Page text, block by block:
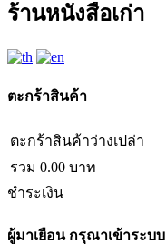
ร้านหนังสือเก่า
ตะกร้าสินค้า
ตะกร้าสินค้าว่างเปล่า
รวม 0.00 บาท
ชำระเงิน
ผู้มาเยือนกรุณาเข้าระบบ